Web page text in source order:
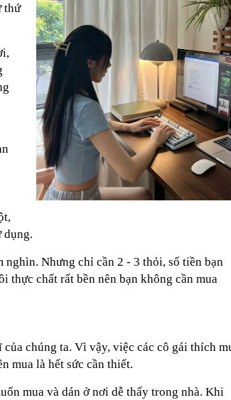
thứ
dụng.
Nhưng chỉ cần 2 - 3 thỏi, số tiền bạn
thực chất rất bền nên bạn không cần mua
chúng ta. Vì vậy, việc các cô gái thích
mua là hết sức cần thiết.
mua và dán ở nơi dễ thấy trong nhà. Khi